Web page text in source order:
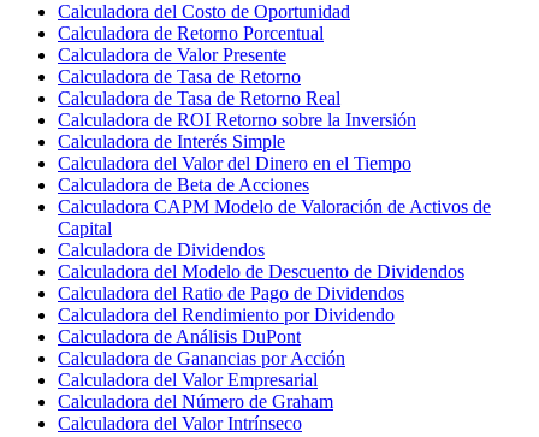
Calculadora del Costo de Oportunidad
Calculadora de Retorno Porcentual
Calculadora de Valor Presente
Calculadora de Tasa de Retorno
Calculadora de Tasa de Retorno Real
Calculadora de ROI Retorno sobre la Inversión
Calculadora de Interés Simple
Calculadora del Valor del Dinero en el Tiempo
Calculadora de Beta de Acciones
Calculadora CAPM Modelo de Valoración de Activos de
Capital
Calculadora de Dividendos
Calculadora del Modelo de Descuento de Dividendos
Calculadora del Ratio de Pago de Dividendos
Calculadora del Rendimiento por Dividendo
Calculadora de Análisis DuPont
Calculadora de Ganancias por Acción
Calculadora del Valor Empresarial
Calculadora del Número de Graham
Calculadora del Valor Intrínseco